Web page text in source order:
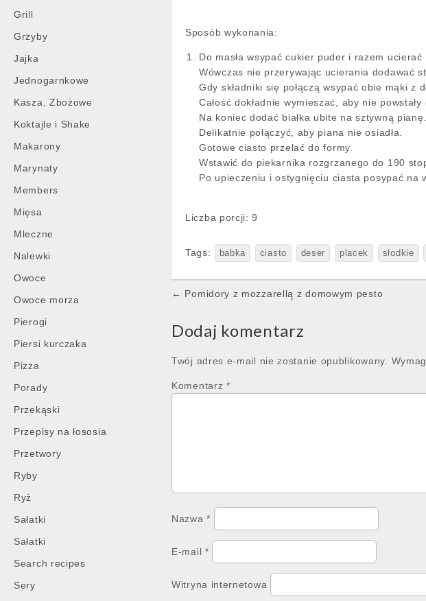
Grill
Grzyby
Jajka
Jednogarnkowe
Kasza, Zbożowe
Koktajle i Shake
Makarony
Marynaty
Members
Mięsa
Mleczne
Nalewki
Owoce
Owoce morza
Pierogi
Piersi kurczaka
Pizza
Porady
Przekąski
Przepisy na łososia
Przetwory
Ryby
Ryż
Sałatki
Sałatki
Search recipes
Sery
Sposób wykonania:
Do masła wsypać cukier puder i razem ucierać
Wówczas nie przerywając ucierania dodawać
Gdy składniki się połączą wsypać obie mąki z
Całość dokładnie wymieszać, aby nie powstały
Na koniec dodać białka ubite na sztywną pianę.
Delikatnie połączyć, aby piana nie osiadła.
Gotowe ciasto przelać do formy.
Wstawić do piekarnika rozgrzanego do 190
Po upieczeniu i ostygnięciu ciasta posypać na
Liczba porcji: 9
Tags: babka ciasto deser placek słodkie
Post
← Pomidory z mozzarellą z domowym pesto
Dodaj komentarz
Twój adres e-mail nie zostanie opublikowany.
Komentarz *
Nazwa*
E-mail *
Witryna internetowa